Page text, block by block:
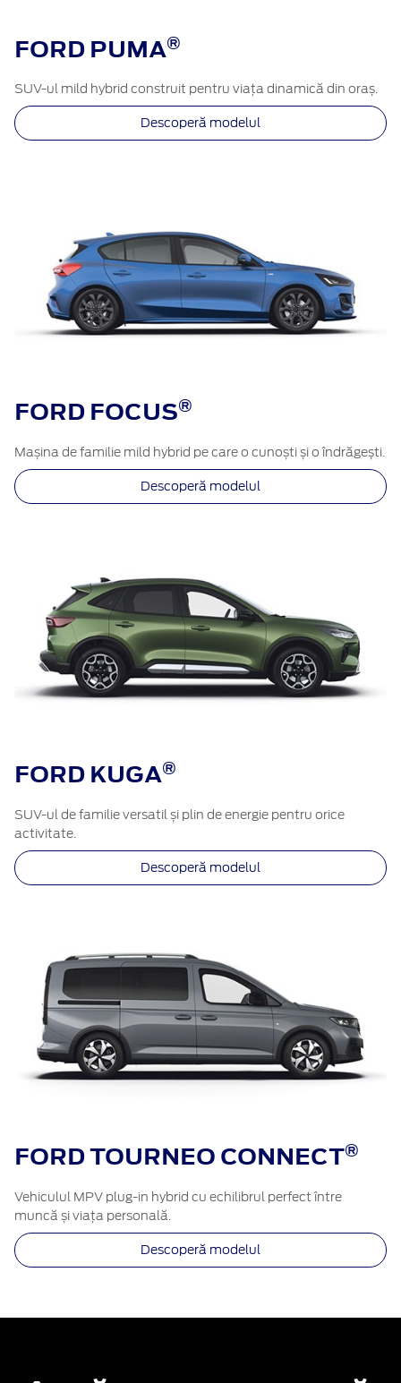
FORD PUMA®​
SUV-ul mild hybrid construit pentru viața dinamică din oraș.
Descoperă modelul
FORD FOCUS®​
Mașina de familie mild hybrid pe care o cunoști și o îndrăgești.
Descoperă modelul
FORD KUGA®​
SUV-ul de familie versatil și plin de energie pentru orice
activitate.
Descoperă modelul
FORD TOURNEO CONNECT®​
Vehiculul MPV plug-in hybrid cu echilibrul perfect între
muncă și viața personală.
Descoperă modelul